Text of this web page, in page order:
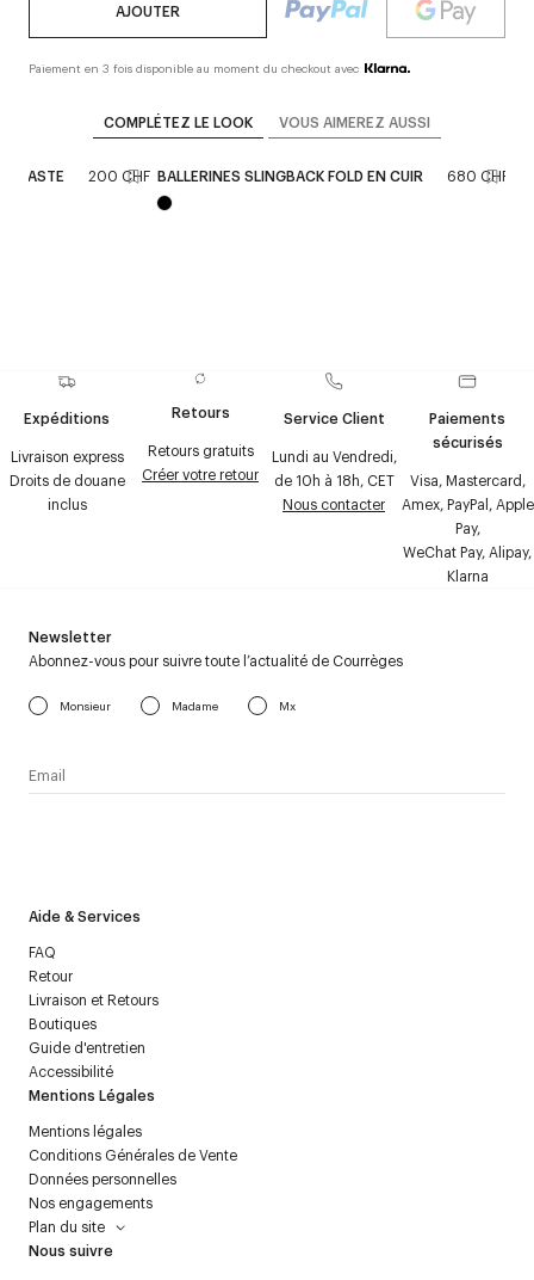
AJOUTER
Paiement en 3 fois disponible au moment du checkout avec
COMPLÉTEZ LE LOOK VOUS AIMEREZ AUSSI
200 CHF BALLERINES SLINGBACK FOLD EN CUIR 680 CHF
Expéditions
Livraison express
Droits de douane
inclus
Retours
Retours gratuits
Créer votre retour
Service Client
Lundi au Vendredi,
de 10h à 18h, CET
Nous contacter
Paiements
sécurisés
Visa, Mastercard,
Amex, PayPal, Apple
Pay,
WeChat Pay, Alipay,
Klarna
Aide & Services
FAQ
Retour
Livraison et Retours
Boutiques
Guide d'entretien
Accessibilité
Mentions Légales
Mentions légales
Conditions Générales de Vente
Données personnelles
Nos engagements
Plan du site
Nous suivre
Newsletter
Abonnez-vous pour suivre toute l’actualité de Courrèges
Monsieur Madame Mx